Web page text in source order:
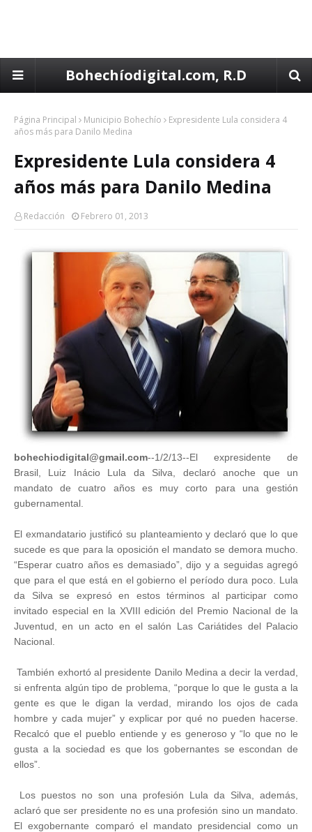
Bohechíodigital.com, R.D
Página Principal Municipio Bohechío
Expresidente Lula considera 4
años más para Danilo Medina
Expresidente Lula considera 4
años más para Danilo Medina
Redacción Febrero 01, 2013
bohechiodigital@gmail.com--1/2/13--El expresidente de
Brasil, Luiz Inácio Lula da Silva, declaró anoche que un
mandato de cuatro años es muy corto para una gestión
gubernamental.
El exmandatario justificó su planteamiento y declaró que lo que
sucede es que para la oposición el mandato se demora mucho.
“Esperar cuatro años es demasiado”, dijo y a seguidas agregó
que para el que está en el gobierno el período dura poco. Lula
da Silva se expresó en estos términos al participar como
invitado especial en la XVIII edición del Premio Nacional de la
Juventud, en un acto en el salón Las Cariátides del Palacio
Nacional.
También exhortó al presidente Danilo Medina a decir la verdad,
si enfrenta algún tipo de problema, “porque lo que le gusta a la
gente es que le digan la verdad, mirando los ojos de cada
hombre y cada mujer” y explicar por qué no pueden hacerse.
Recalcó que el pueblo entiende y es generoso y “lo que no le
gusta a la sociedad es que los gobernantes se escondan de
ellos”.
Los puestos no son una profesión Lula da Silva, además,
aclaró que ser presidente no es una profesión sino un mandato.
El exgobernante comparó el mandato presidencial como un